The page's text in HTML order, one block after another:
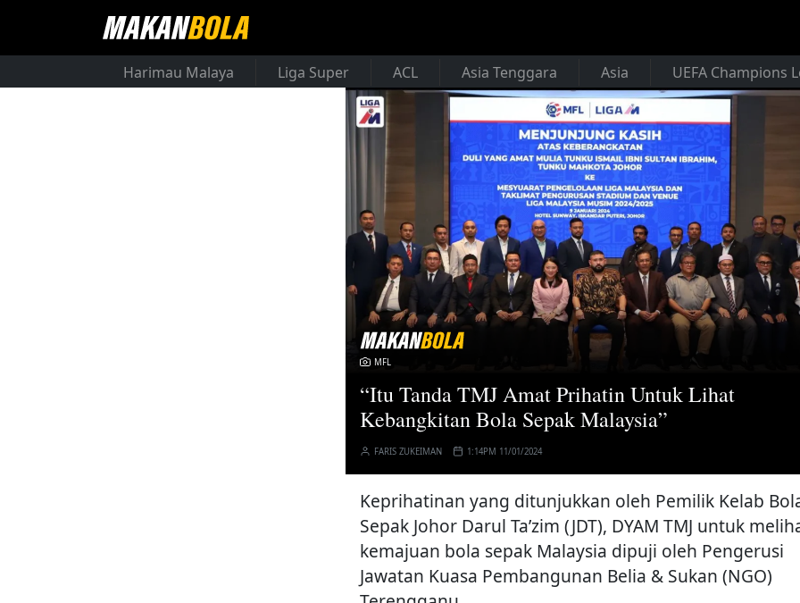
Harimau Malaya Liga Super ACL Asia Tenggara Asia UEFA Champions
MFL
“Itu Tanda TMJ Amat Prihatin Untuk Lihat
Kebangkitan Bola Sepak Malaysia”
FARIS ZUKEIMAN 1:14PM 11/01/2024
Keprihatinan yang ditunjukkan oleh Pemilik Kelab
Sepak Johor Darul Ta’zim (JDT), DYAM TMJ untuk
kemajuan bola sepak Malaysia dipuji oleh Pengerusi
Jawatan Kuasa Pembangunan Belia & Sukan (NGO)